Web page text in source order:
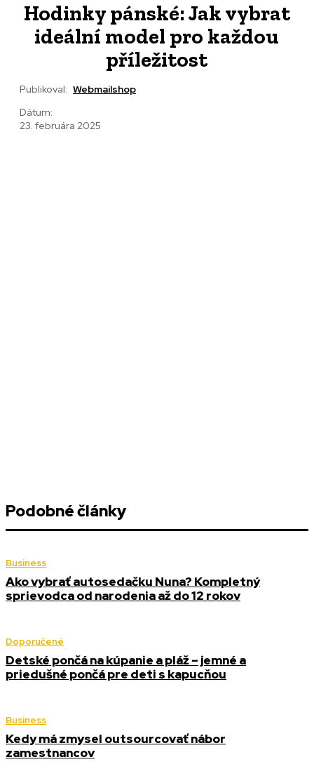
Hodinky pánské: Jak vybrat
ideální model pro každou
příležitost
Publikoval: Webmailshop
Dátum:
23. februára 2025
Podobné články
Business
Ako vybrať autosedačku Nuna? Kompletný
sprievodca od narodenia až do 12 rokov
Doporučené
Detské pončá na kúpanie a pláž – jemné a
priedušné pončá pre deti s kapucňou
Business
Kedy má zmysel outsourcovať nábor
zamestnancov